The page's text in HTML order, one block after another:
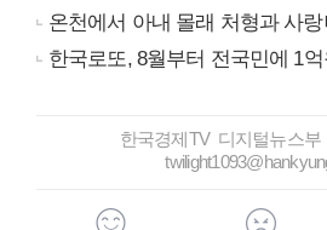
온천에서 아내 몰래 처형과 사
한국로또, 8월부터 전국민에 1
한국경제TV 디지털뉴스